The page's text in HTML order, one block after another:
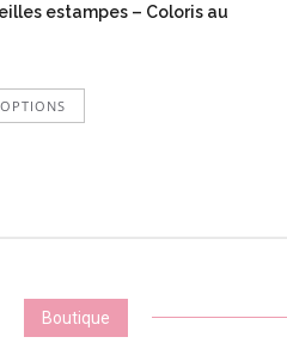
estampes – Coloris au
Ce
choisies
sur
Boutique